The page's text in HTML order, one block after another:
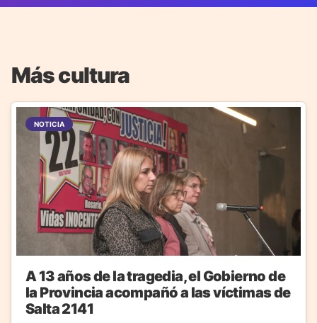
Más cultura
NOTICIA
A 13 años de la tragedia, el Gobierno de
la Provincia acompañó a las víctimas de
Salta 2141